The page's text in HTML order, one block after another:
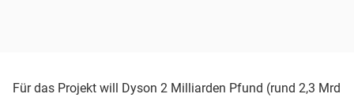
Für das Projekt will Dyson 2 Milliarden Pfund (rund 2,3 Mrd